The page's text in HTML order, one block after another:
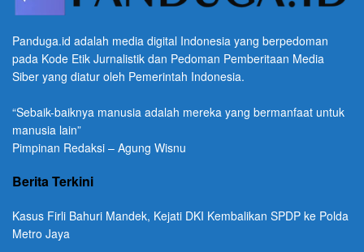
Panduga.id adalah media digital Indonesia yang berpedoman
pada Kode Etik Jurnalistik dan Pedoman Pemberitaan Media
Siber yang diatur oleh Pemerintah Indonesia.
“Sebaik-baiknya manusia adalah mereka yang bermanfaat untuk
manusia lain”
Pimpinan Redaksi – Agung Wisnu
Berita Terkini
Kasus Firli Bahuri Mandek, Kejati DKI Kembalikan SPDP ke Polda
Metro Jaya